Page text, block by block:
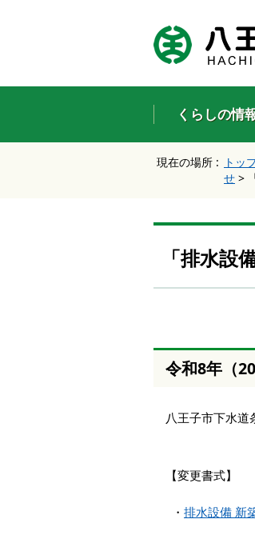
ン
タ
ー
キ
ナ
ビ
ョ
キ
て
くらしの情
現在の場所 : トッ
せ >
「排水設
令和8年（
八王子市下水道
【変更書式】
・ 排水設備 新